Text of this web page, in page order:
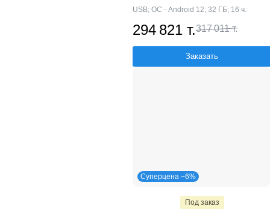
USB; ОС - Android 12; 32 ГБ; 16 ч.
294 821 т.317 011 т.
Заказать
Суперцена −6%
Под заказ